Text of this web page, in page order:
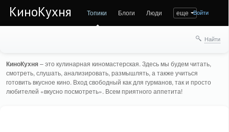
КиноКухня Топики Блоги Люди еще Войти
Найти
КиноКухня– это кулинарная киномастерская. Здесь мы будем читать,
смотреть, слушать, анализировать, размышлять, а также учиться
готовить вкусное кино. Вход свободный как для гурманов, так и просто
любителей «вкусно посмотреть». Всем приятного аппетита!